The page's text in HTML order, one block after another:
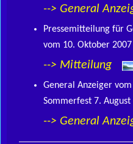
--> General
Pressemitteilung für
vom 10. Oktober 2007
--> Mitteilung
General Anzeiger vom
Sommerfest 7. August
--> General